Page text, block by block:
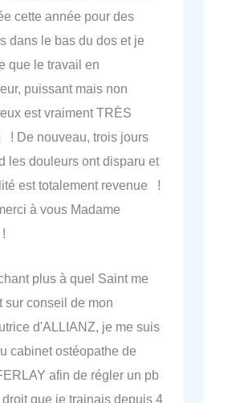
cette année pour des
dans le bas du dos et je
que le travail en
puissant mais non
est vraiment TRÈS
! De nouveau, trois jours
les douleurs ont disparu et
est totalement revenue !
à vous Madame
plus à quel Saint me
sur conseil de mon
d'ALLIANZ, je me suis
cabinet ostéopathe de
afin de régler un pb
que je trainais depuis 4